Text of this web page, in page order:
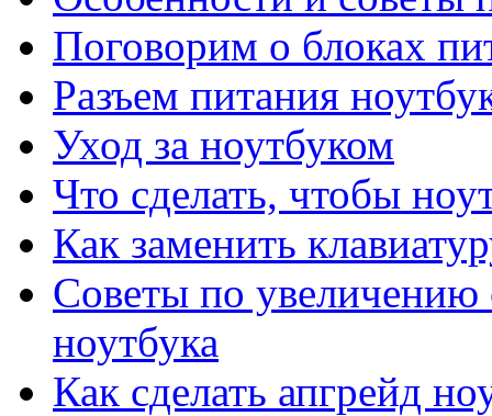
Поговорим о блоках
Разъем питания
Уход за ноутбуком
Что сделать, чтобы
Как заменить
Советы по увеличению
ноутбука
Как сделать апгрейд